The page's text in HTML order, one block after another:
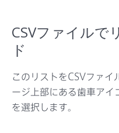
CSVファイルで
ド
このリストをCSVファ
ージ上部にある歯車アイ
を選択します。